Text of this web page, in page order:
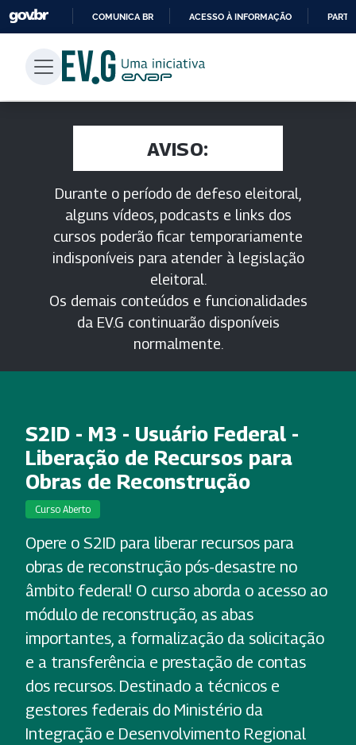
PARA
CONTEÚDO
COMUNICA BR ACESSO À INFORMAÇÃO
AVISO:
Durante o período de defeso eleitoral,
alguns vídeos, podcasts e links dos
cursos poderão ficar temporariamente
indisponíveis para atender à legislação
eleitoral.
Os demais conteúdos e funcionalidades
da EV.G continuarão disponíveis
normalmente.
S2ID - M3 - Usuário Federal -
Liberação de Recursos para
Obras de Reconstrução
Curso Aberto
Opere o S2ID para liberar recursos para
obras de reconstrução pós-desastre no
âmbito federal! O curso aborda o acesso ao
módulo de reconstrução, as abas
importantes, a formalização da solicitação
e a transferência e prestação de contas
dos recursos. Destinado a técnicos e
gestores federais do Ministério da
Integração e Desenvolvimento Regional